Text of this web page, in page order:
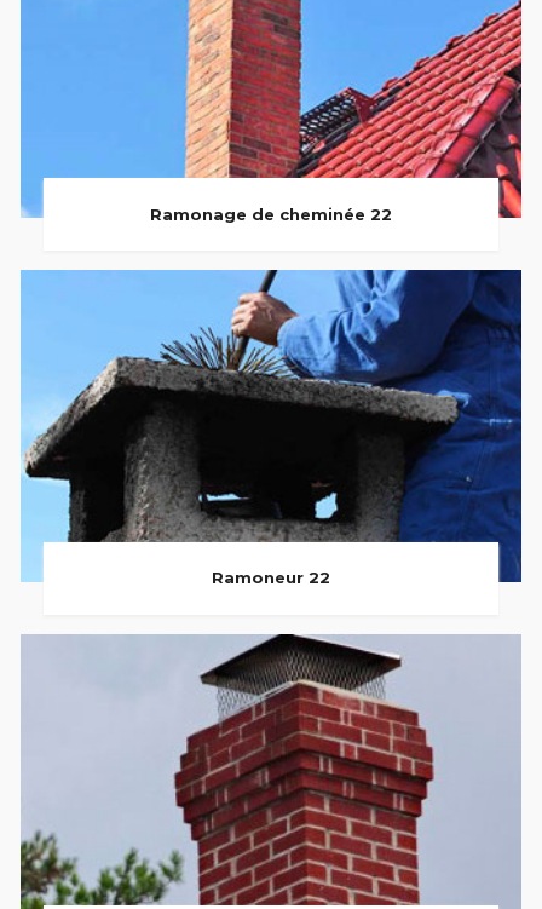
Ramonage de cheminée 22
Ramoneur 22